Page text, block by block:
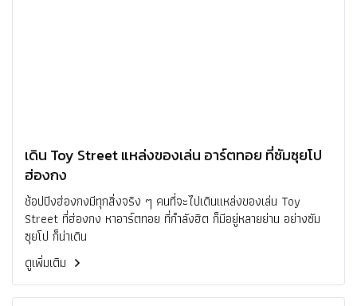
เดิน Toy Street แหล่งของเล่น อาร์ตทอย ที่ซัมซุยโป
ฮ่องกง
ช้อปปิงฮ่องกงมีทุกสิ่งจริง ๆ คนที่จะไปเดินแหล่งของเล่น Toy
Street ที่ฮ่องกง หาอาร์ตทอย ที่กำลังฮิต ก็มีอยู่หลายย่าน อย่างซัม
ซุยโป ก็น่าเดิน
ดูเพิ่มเติม